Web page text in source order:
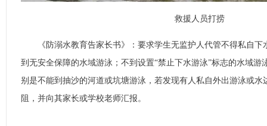
救援人员打捞
《防溺水教育告家长书》：要求学生无监护人代管不得私自下
到无安全保障的水域游泳；不到设置“禁止下水游泳”标志的水域游
别是不能到抽沙的河道或坑塘游泳，若发现有人私自外出游泳或水
阻，并向其家长或学校老师汇报。